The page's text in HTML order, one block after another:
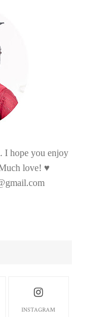
I hope you enjoy
love! ♥
INSTAGRAM